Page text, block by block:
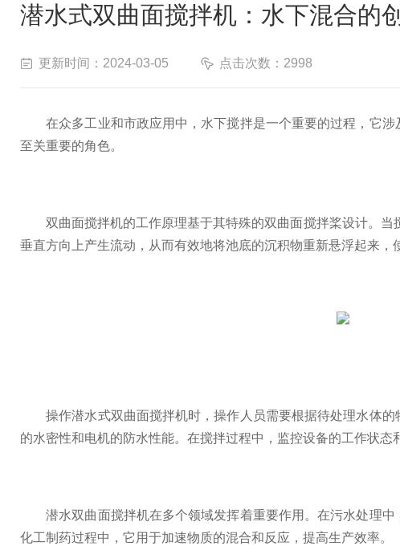
潜水式双曲面搅拌机：水下混合的
更新时间：2024-03-05 点击次数：2998
在众多工业和市政应用中，水下搅拌是一个重要的过程，它涉
至关重要的角色。
双曲面搅拌机的工作原理基于其特殊的双曲面搅拌桨设计。当
垂直方向上产生流动，从而有效地将池底的沉积物重新悬浮起来，
操作潜水式双曲面搅拌机时，操作人员需要根据待处理水体的
的水密性和电机的防水性能。在搅拌过程中，监控设备的工作状态
潜水双曲面搅拌机在多个领域发挥着重要作用。在污水处理中
化工制药过程中，它用于加速物质的混合和反应，提高生产效率。